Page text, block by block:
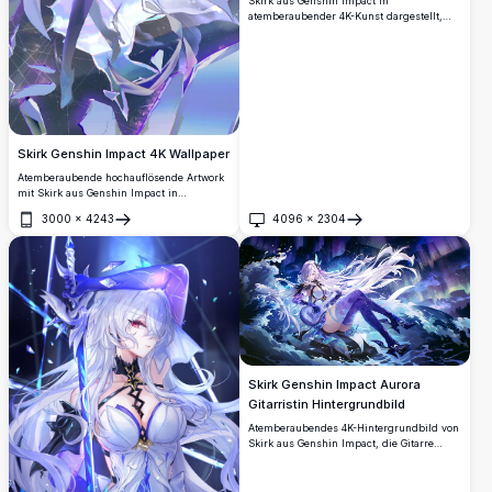
Skirk Genshin Impact 4K Wallpaper
Atemberaubende hochauflösende Artwork
mit Skirk aus Genshin Impact in
Wunderschönes Anime-Charakterdesign
mit fließendem Haar und mystischen
Energieeffekten, perfekt für Fans, die
Premium-Wallpaper suchen.
3000 × 4243
Öffnen
atemberaubender 4K-Kunst dargestellt,
4096 × 2304
Öffnen
Skirk Genshin Impact Aurora
Gitarristin Hintergrundbild
Atemberaubendes 4K-Hintergrundbild von
Skirk aus Genshin Impact, die Gitarre